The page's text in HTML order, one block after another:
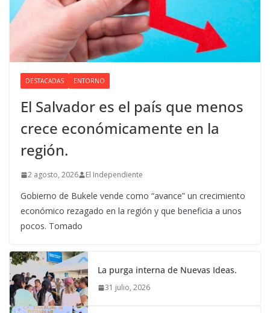
DESTACADAS ENTORNO
El Salvador es el país que menos
crece económicamente en la
región.
2 agosto, 2026 El Independiente
Gobierno de Bukele vende como “avance” un crecimiento
económico rezagado en la región y que beneficia a unos
pocos. Tomado
La purga interna de Nuevas Ideas.
31 julio, 2026